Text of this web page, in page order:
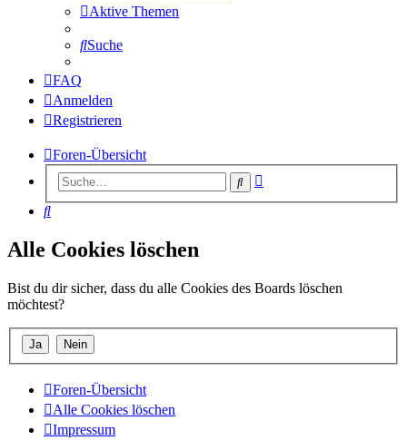
Aktive Themen
Suche
FAQ
Anmelden
Registrieren
Foren-Übersicht
Suche
Suche
Alle Cookies löschen
Bist du dir sicher, dass du alle Cookies des Boards löschen
möchtest?
Foren-Übersicht
Alle Cookies löschen
Impressum